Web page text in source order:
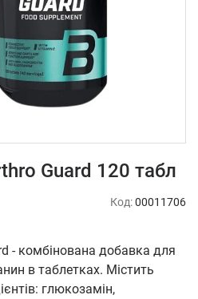
Guard 120 табл
Код:00011706
- комбінована добавка для
в таблетках. Містить
глюкозамін,